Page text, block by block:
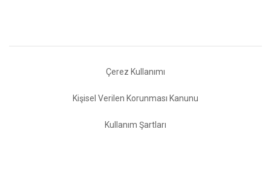
Çerez Kullanımı
Kişisel Verilen Korunması Kanunu
Kullanım Şartları